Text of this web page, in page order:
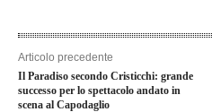
Articolo precedente
Il Paradiso secondo Cristicchi: grande
successo per lo spettacolo andato in
scena al Capodaglio